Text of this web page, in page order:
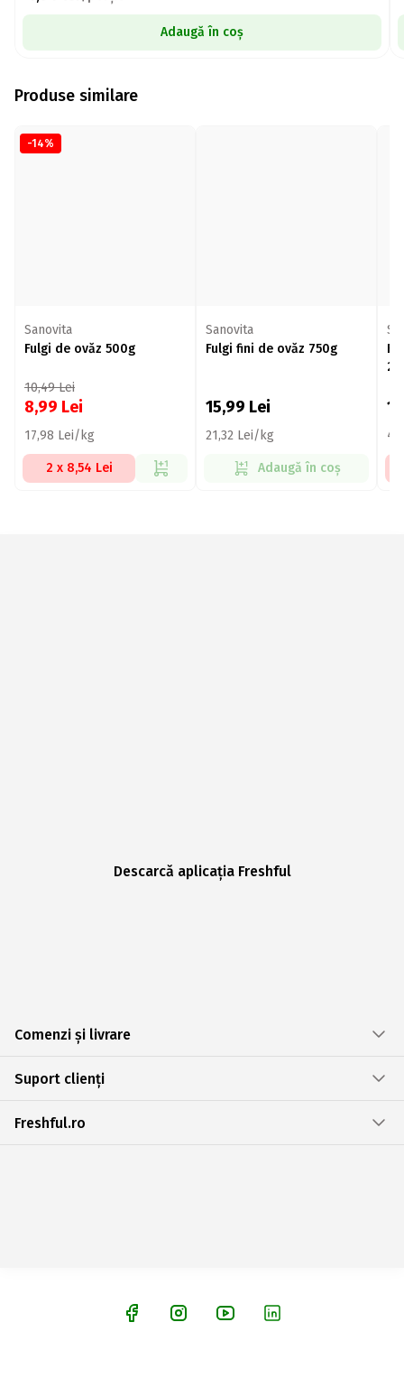
Adaugă în coș
Produse similare
-14%
Sanovita
Fulgi de ovăz 500g
10,49Lei
8,99 Lei
17,98 Lei/kg
2 x 8,54 Lei
Sanovita
Fulgi fini de ovăz 750g
15,99 Lei
21,32 Lei/kg
Adaugă în coș
Descarcă aplicația Freshful
Comenzi și livrare
Suport clienți
Freshful.ro